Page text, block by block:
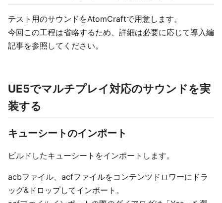
テスト用のサウンドをAtomCraftで用意します。
今回この工程は省略するため、詳細は必要に応じて導入編
記事を参照してください。
UE5でマルチプレイ対応のサウンドを実
装する
キューシートのインポート
ビルドしたキューシートをインポートします。
acbファイル、acfファイルをコンテンツドロワーにドラ
ッグ&ドロップしてインポート。